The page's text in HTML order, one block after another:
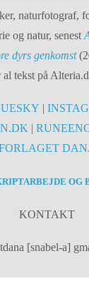
naturfotograf,
og natur, senest
dyrs genkomst
tekst på
|
|
OG
KONTAKT
[snabel-a]